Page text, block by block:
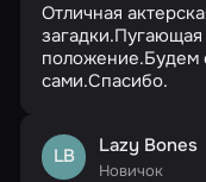
Отличная
положение.Будем
сами.Спасибо.
LB Lazy Bones
Новичок